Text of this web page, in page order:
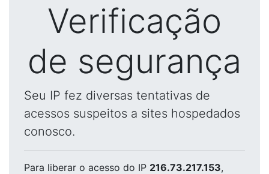
Verificação
de segurança
Seu IP fez diversas tentativas de
acessos suspeitos a sites hospedados
conosco.
Para liberar o acesso do IP 216.73.217.153,